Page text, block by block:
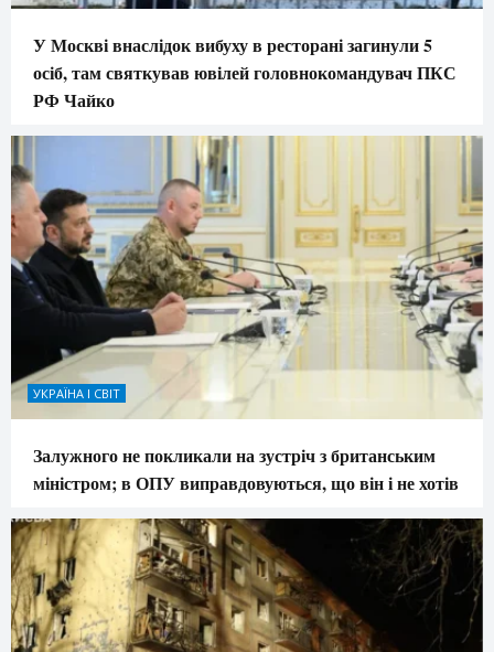
У Москві внаслідок вибуху в ресторані загинули 5
осіб, там святкував ювілей головнокомандувач ПКС
РФ Чайко
УКРАЇНА І СВІТ
Залужного не покликали на зустріч з британським
міністром; в ОПУ виправдовуються, що він і не хотів